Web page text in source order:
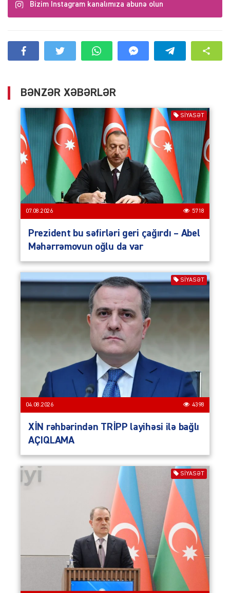
Bizim Instagram kanalımıza abunə olun
BƏNZƏR XƏBƏRLƏR
SIYASƏT
07.08.2026 5718
Prezident bu səfirləri geri çağırdı – Abel
Məhərrəmovun oğlu da var
SIYASƏT
04.08.2026 4398
XİN rəhbərindən TRİPP layihəsi ilə bağlı
AÇIQLAMA
SIYASƏT